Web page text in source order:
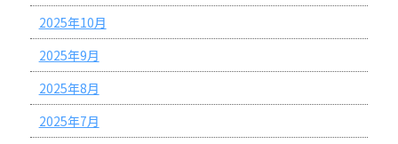
2025年10月
2025年9月
2025年8月
2025年7月